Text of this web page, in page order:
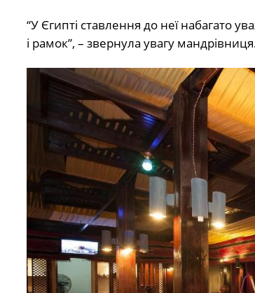
“У Єгипті ставлення до неї набагато
і рамок”, – звернула увагу